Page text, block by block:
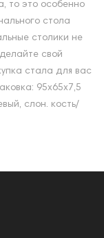
то это особенно
стола
столики не
свой
стала для вас
95х65х7,5
слон. кость/